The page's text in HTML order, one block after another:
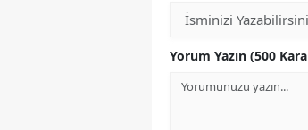
Yorum Yazın (500